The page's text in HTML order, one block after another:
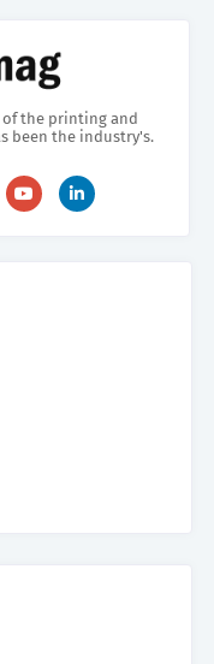
of the printing and
been the industry's.